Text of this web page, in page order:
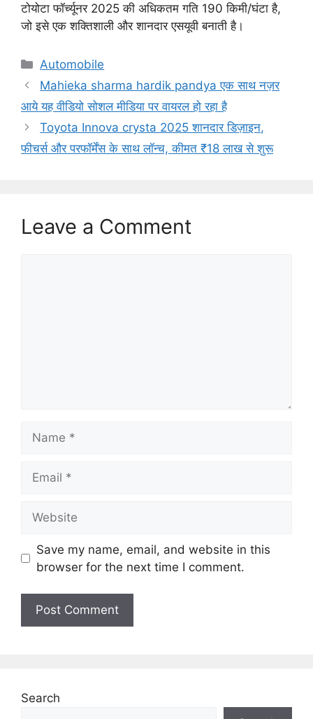
टोयोटा फॉर्च्यूनर 2025 की अधिकतम गति 190 किमी/घंटा है,
जो इसे एक शक्तिशाली और शानदार एसयूवी बनाती है।
Categories
Automobile
Mahieka sharma hardik pandya एक साथ नज़र
आये यह वीडियो सोशल मीडिया पर वायरल हो रहा है
Toyota Innova crysta 2025 शानदार डिज़ाइन,
फीचर्स और परफॉर्मेंस के साथ लॉन्च, कीमत ₹18 लाख से शुरू
Leave a Comment
Save my name, email, and website in this
browser for the next time I comment.
Search